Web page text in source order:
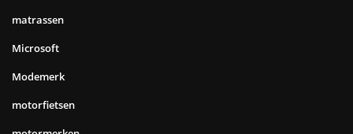
matrassen
Microsoft
Modemerk
motorfietsen